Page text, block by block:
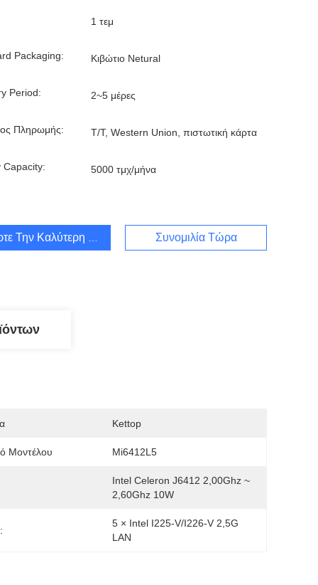
1 τεμ
Packaging: Κιβώτιο Netural
Period: 2~5 μέρες
Πληρωμής: Τ/Τ, Western Union, πιστωτική κάρτα
Capacity: 5000 τμχ/μήνα
Την Καλύτερη Τιμή Συνομιλία Τώρα
Kettop
Μοντέλου Mi6412L5
Intel Celeron J6412 2,00Ghz ~
2,60Ghz 10W
5 × Intel I225-V/I226-V 2,5G
LAN